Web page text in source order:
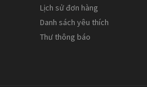
Lịch sử đơn hàng
Danh sách yêu thích
Thư thông báo